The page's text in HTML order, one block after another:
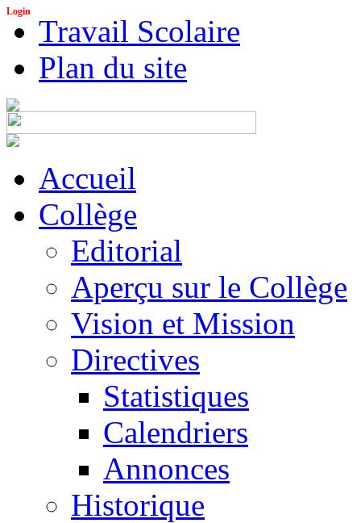
Login
Travail Scolaire
Plan du site
Accueil
Collège
Editorial
Aperçu sur le Collège
Vision et Mission
Directives
Statistiques
Calendriers
Annonces
Historique